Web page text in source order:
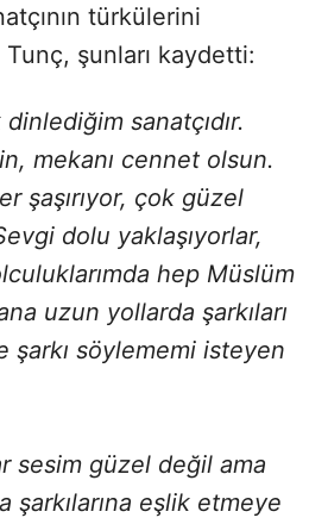
türkülerini
şunları kaydetti:
sanatçıdır.
mekanı cennet olsun.
şaşırıyor, çok güzel
dolu yaklaşıyorlar,
hep Müslüm
uzun yollarda şarkıları
şarkı söylememi isteyen
sesim güzel değil ama
şarkılarına eşlik etmeye